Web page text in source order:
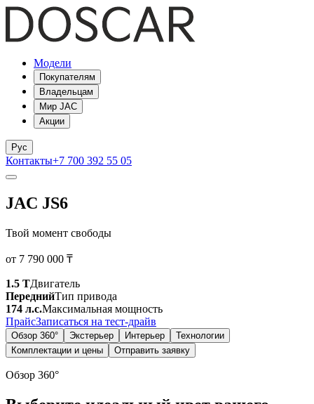
Модели
Покупателям
Владельцам
Мир JAC
Акции
Рус
Контакты+7 700 392 55 05
JAC JS6
Твой момент свободы
от 7 790 000 ₸
1.5 TДвигатель
ПереднийТип привода
174 л.с.Максимальная мощность
ПрайсЗаписаться на тест-драйв
Обзор 360° Экстерьер Интерьер
Технологии
Комплектации и цены
Отправить заявку
Обзор 360°